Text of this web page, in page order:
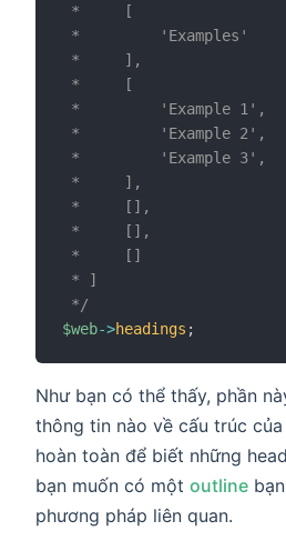
*     [
*         'Examples'
*     ],
*     [
*         'Example 1',
*         'Example 2',
*         'Example 3',
*     ],
*     [],
*     [],
*     []
* ]
*/
$web->headings ;
Như bạn có thể thấy, phần
thông tin nào về cấu trúc
hoàn toàn để biết những
bạn muốn có một outline
phương pháp liên quan.